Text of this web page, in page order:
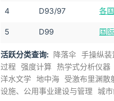
4 D93/97 各
5 D99 国
活跃分类查询: 降落伞 手操纵装
过程 强度计算 热学式分析仪器
洋水文学 地中海 受激布里渊散
设施、公用事业建设与管理 城